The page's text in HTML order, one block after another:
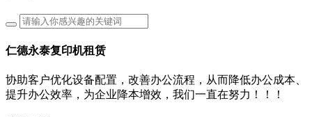
仁德永泰复印机租赁
协助客户优化设备配置，改善办公流程，从而降低办公成本、
提升办公效率，为企业降本增效，我们一直在努力！！！